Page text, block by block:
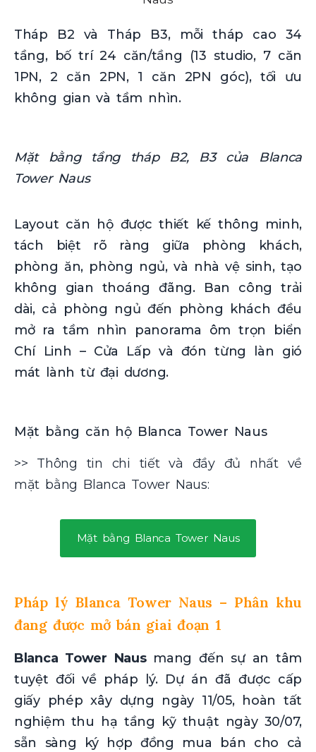
Tháp B2 và Tháp B3, mỗi tháp cao 34
tầng, bố trí 24 căn/tầng (13 studio, 7 căn
1PN, 2 căn 2PN, 1 căn 2PN góc), tối ưu
không gian và tầm nhìn.
Mặt bằng tầng tháp B2, B3 của Blanca
Tower Naus
Layout căn hộ được thiết kế thông minh,
tách biệt rõ ràng giữa phòng khách,
phòng ăn, phòng ngủ, và nhà vệ sinh, tạo
không gian thoáng đãng. Ban công trải
dài, cả phòng ngủ đến phòng khách đều
mở ra tầm nhìn panorama ôm trọn biển
Chí Linh – Cửa Lấp và đón từng làn gió
mát lành từ đại dương.
Mặt bằng căn hộ Blanca Tower Naus
>> Thông tin chi tiết và đầy đủ nhất về
mặt bằng Blanca Tower Naus:
Mặt bằng Blanca Tower Naus
Pháp lý Blanca Tower Naus – Phân khu
đang được mở bán giai đoạn 1
Blanca Tower Nausmang đến sự an tâm
tuyệt đối về pháp lý. Dự án đã được cấp
giấy phép xây dựng ngày 11/05, hoàn tất
nghiệm thu hạ tầng kỹ thuật ngày 30/07,
sẵn sàng ký hợp đồng mua bán cho cả